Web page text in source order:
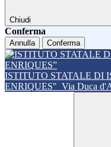
Chiudi
Conferma
Annulla Conferma
ISTITUTO STATALE DI
ENRIQUES" Via Duca